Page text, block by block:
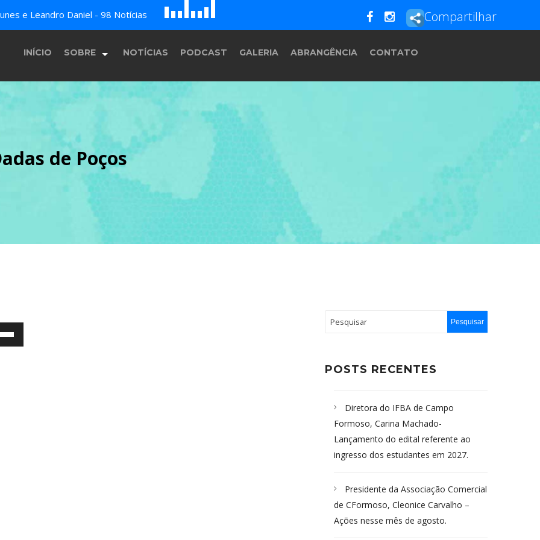
e Leandro Daniel - 98 Notícias B c
E F G Compartilhar
INÍCIO SOBRE
História
Equipe
Programação
NOTÍCIAS PODCAST GALERIA ABRANGÊNCIA CONTATO
de Poços
POSTS RECENTES
Diretora do IFBA de Campo
Formoso, Carina Machado-
Lançamento do edital referente ao
ingresso dos estudantes em 2027.
Presidente da Associação Comercial
de CFormoso, Cleonice Carvalho –
Ações nesse mês de agosto.